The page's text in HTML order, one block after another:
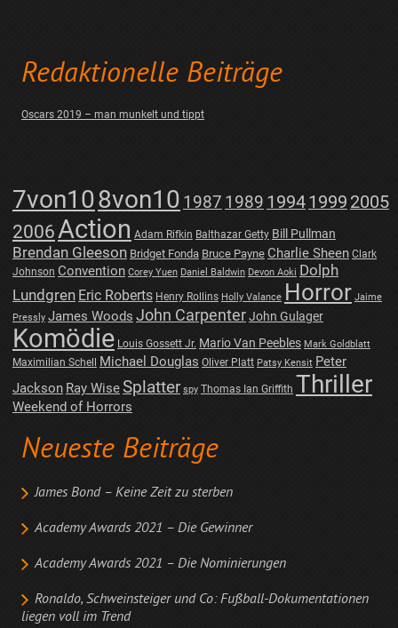
Redaktionelle Beiträge
Oscars 2019 – man munkelt und tippt
7von108von10 1987 1989 19941999 2005
2006Action Adam Rifkin Balthazar Getty Bill Pullman
Brendan Gleeson Bridget Fonda Bruce Payne Charlie Sheen Clark
Johnson Convention Corey Yuen Daniel Baldwin Devon Aoki Dolph
Lundgren Eric Roberts Henry Rollins Holly Valance Horror Jaime
Pressly James Woods John CarpenterJohn Gulager
Komödie Louis Gossett Jr. Mario Van Peebles Mark Goldblatt
Maximilian Schell Michael Douglas Oliver Platt Patsy Kensit Peter
Jackson Ray WiseSplatter spy Thomas Ian Griffith Thriller
Weekend of Horrors
Neueste Beiträge
James Bond – Keine Zeit zu sterben
Academy Awards 2021 – Die Gewinner
Academy Awards 2021 – Die Nominierungen
Ronaldo, Schweinsteiger und Co: Fußball-Dokumentationen
liegen voll im Trend